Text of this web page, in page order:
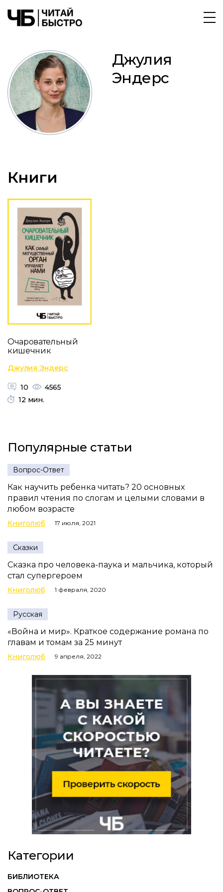
Джулия
Эндерс
Книги
Очаровательный
кишечник
Джулия Эндерс
10
4565
12 мин.
Популярные статьи
Вопрос-Ответ
Как научить ребенка читать? 20 основных
правил чтения по слогам и целыми словами в
любом возрасте
Книголюб 17 июля, 2021
Сказки
Сказка про человека-паука и мальчика, который
стал супергероем
Книголюб 1 февраля, 2020
Русская
«Война и мир». Краткое содержание романа по
главам и томам за 25 минут
Книголюб 9 апреля, 2022
Категории
БИБЛИОТЕКА